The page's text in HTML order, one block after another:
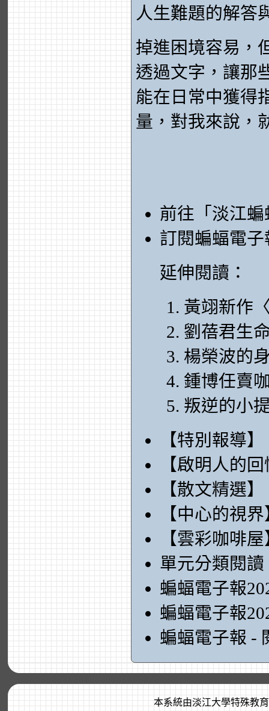
人生難題的解答
掉進困境容易，
透過文字，讓那
能在日常中獲得
量，對我來說，
前往「淡江
訂閱蝙蝠電子
延伸閱讀：
黃翊新作
劉蓓君生
楊榮波的
鍾博任賣
叛逆的小
【特別報導】
【啟明人的
【散文精選】
【中心的視
【雲彩咖啡
單元分類閱讀
蝙蝠電子報
蝙蝠電子報
蝙蝠電子報 -
本系統由淡江大學特殊教